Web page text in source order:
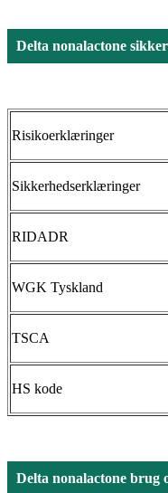
Delta nonalactone
Risikoerklæringer
Sikkerhedserklæringer
RIDADR
WGK Tyskland
TSCA
HS kode
Delta nonalactone brug